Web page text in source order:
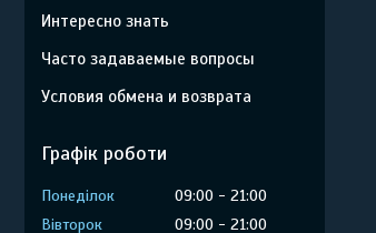
Интересно знать
Часто задаваемые вопросы
Условия обмена и возврата
Графік роботи
Понеділок 09:00
21:00
Вівторок
09:00
21:00